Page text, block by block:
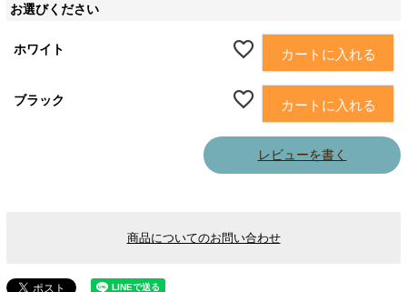
お選びください
ホワイト カートに入れる
ブラック カートに入れる
レビューを書く
商品についてのお問い合わせ